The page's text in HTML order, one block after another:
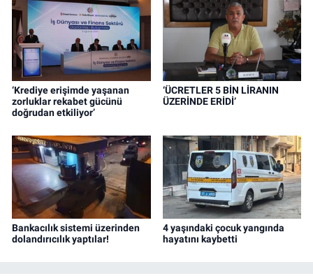
‘Krediye erişimde yaşanan
zorluklar rekabet gücünü
doğrudan etkiliyor’
‘ÜCRETLER 5 BİN LİRANIN
ÜZERİNDE ERİDİ’
Bankacılık sistemi üzerinden
dolandırıcılık yaptılar!
4 yaşındaki çocuk yangında
hayatını kaybetti